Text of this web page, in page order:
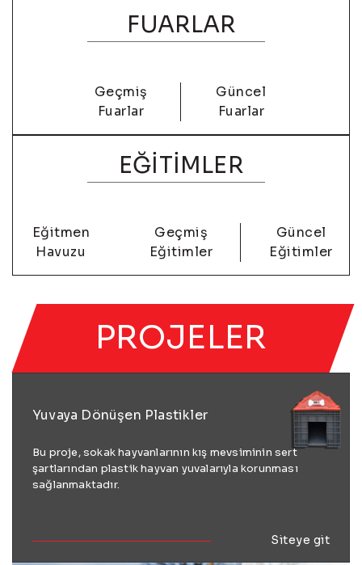
FUARLAR
Geçmiş
Fuarlar
Güncel
Fuarlar
EĞİTİMLER
Eğitmen
Havuzu
Geçmiş
Eğitimler
Güncel
Eğitimler
PROJELER
Yuvaya Dönüşen Plastikler
Bu proje, sokak hayvanlarının kış mevsiminin sert
şartlarından plastik hayvan yuvalarıyla korunması
sağlanmaktadır.
Siteye git